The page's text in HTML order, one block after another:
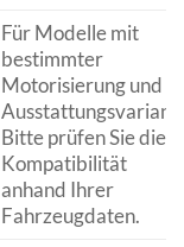
Für Modelle mit
bestimmter
Motorisierung und
Bitte prüfen Sie die
Kompatibilität
anhand Ihrer
Fahrzeugdaten.